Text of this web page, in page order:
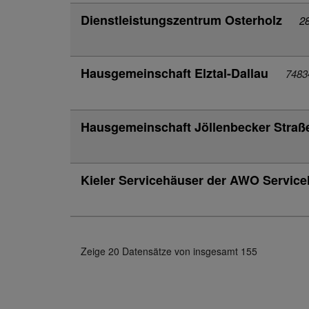
Dienstleistungszentrum Osterholz
Hausgemeinschaft Elztal-Dallau
Hausgemeinschaft Jöllenbecker
Kieler Servicehäuser der AWO
Zeige 20 Datensätze von insgesamt 155